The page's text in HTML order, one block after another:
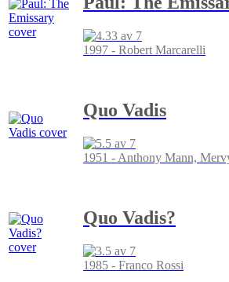
1997 - Robert Marcarelli
Quo Vadis
1951 - Anthony Mann,
Quo Vadis?
1985 - Franco Rossi